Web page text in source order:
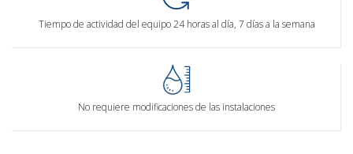
Tiempo de actividad del equipo 24 horas al día, 7 días a la semana
No requiere modificaciones de las instalaciones